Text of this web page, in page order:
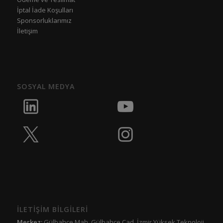
İptal İade Koşulları
Sponsorluklarımız
İletişim
SOSYAL MEDYA
İLETİŞİM BİLGİLERİ